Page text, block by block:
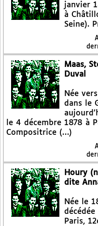
janvier
à
Seine).
Maas,
Duval
Née
dans le
le 4 décembre 1878 à
Compositrice (…)
Houry
dite
Née le
Paris,